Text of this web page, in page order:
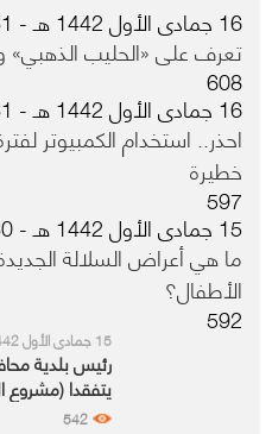
16 جمادى الأول 1442 هـ - 31 ديسمبر 2020 م
تعرف على «الحليب الذهبي»
608
16 جمادى الأول 1442 هـ - 31 ديسمبر 2020 م
احذر.. استخدام الكمبيوتر
خطيرة
597
15 جمادى الأول 1442 هـ - 30 ديسمبر 2020 م
ما هي أعراض السلالة
الأطفال؟
592
15 جمادى الأول 1442 هـ - 30 ديسمبر 2020 م
رئيس بلدية
يتفقدا (مشروع
542